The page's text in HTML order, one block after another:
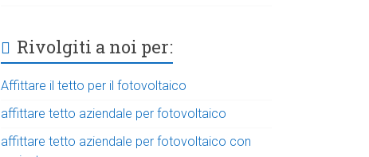
Rivolgiti a noi per:
Affittare il tetto per il fotovoltaico
affittare tetto aziendale per fotovoltaico
affittare tetto aziendale per fotovoltaico con